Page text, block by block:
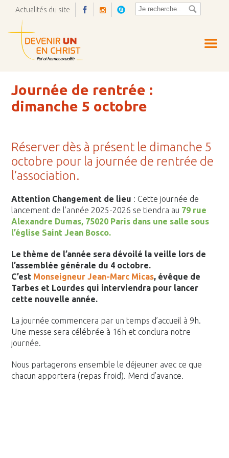
Actualités du site
Journée de rentrée :
dimanche 5 octobre
Réserver dès à présent le dimanche 5
octobre pour la journée de rentrée de
l’association.
Attention Changement de lieu : Cette journée de
lancement de l’année 2025-2026 se tiendra au 79 rue
Alexandre Dumas, 75020 Paris dans une salle sous
l’église Saint Jean Bosco.
Le thème de l’année sera dévoilé la veille lors de
l’assemblée générale du 4 octobre.
C’est Monseigneur Jean-Marc Micas, évêque de
Tarbes et Lourdes qui interviendra pour lancer
cette nouvelle année.
La journée commencera par un temps d’accueil à 9h.
Une messe sera célébrée à 16h et conclura notre
journée.
Nous partagerons ensemble le déjeuner avec ce que
chacun apportera (repas froid). Merci d’avance.